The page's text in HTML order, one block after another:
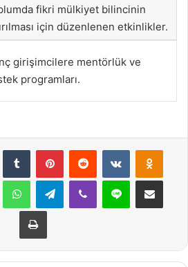
fikri mülkiyet bilincinin
için düzenlenen etkinlikler.
girişimcilere mentörlük ve
programları.
Tumblr PinterestReddit VKontakte
WhatsAppTelegramViber Line E-Posta ile
Yazdır